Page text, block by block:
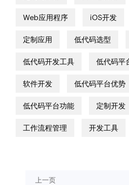
Web应用程序 iOS开发
定制应用 低代码选型
低代码开发工具 低代码平
软件开发 低代码平台优势
低代码平台功能 定制开发
工作流程管理 开发工具
上一页